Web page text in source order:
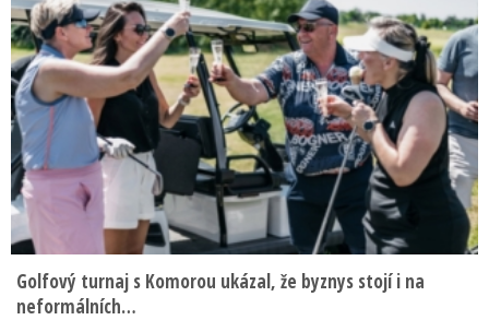
Golfový turnaj s Komorou ukázal, že byznys stojí i na
neformálních…